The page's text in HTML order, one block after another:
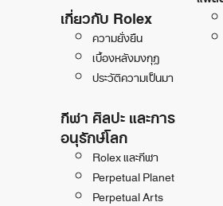
เกี่ยวกับ Rolex
ความยั่งยืน
เบื้องหลังมงกุฎ
ประวัติความเป็นมา
กีฬา ศิลปะ และการ
อนุรักษ์โลก
Rolex และกีฬา
Perpetual Planet
Perpetual Arts